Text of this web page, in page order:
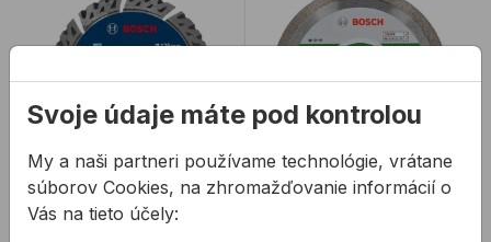
Rezný kotúč BOSCH
EXPERT
Rezný diamantový
Svoje údaje máte pod kontrolou
My a naši partneri používame technológie, vrátane
súborov Cookies, na zhromažďovanie informácií o
Vás na tieto účely: